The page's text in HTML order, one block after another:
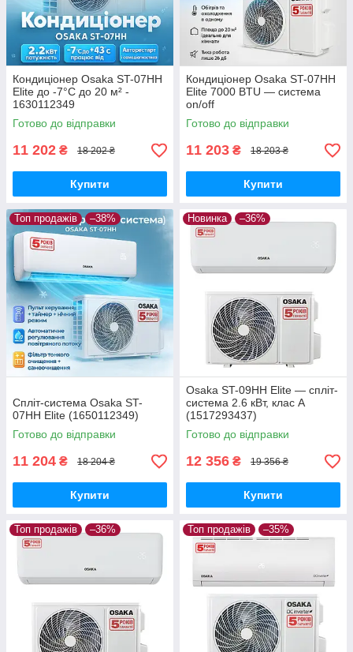
Кондиціонер Osaka ST-07HH
Elite до -7°С до 20 м² -
1630112349
Готово до відправки
11 202 ₴ 18 202 ₴
Купити
Кондиціонер Osaka ST-07HH
Elite 7000 BTU — система
on/off
Готово до відправки
11 203 ₴ 18 203 ₴
Купити
Топ продажів –38%
Спліт-система Osaka ST-
07HH Elite (1650112349)
Готово до відправки
11 204 ₴ 18 204 ₴
Купити
Новинка –36%
Osaka ST-09HH Elite — спліт-
система 2.6 кВт, клас А
(1517293437)
Готово до відправки
12 356 ₴ 19 356 ₴
Купити
Топ продажів –36% Топ продажів –35%